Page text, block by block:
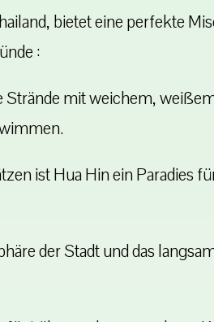
bietet eine perfekte
:
mit weichem,
ist Hua Hin ein Paradies
der Stadt und das